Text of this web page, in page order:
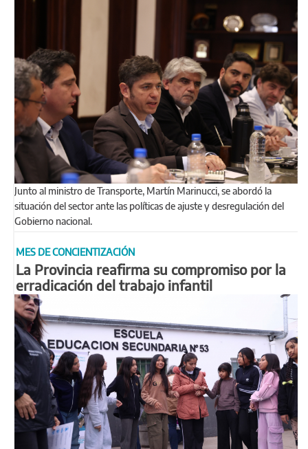
Junto al ministro de Transporte, Martín Marinucci, se abordó la
situación del sector ante las políticas de ajuste y desregulación del
Gobierno nacional.
MES DE CONCIENTIZACIÓN
La Provincia reafirma su compromiso por la
erradicación del trabajo infantil